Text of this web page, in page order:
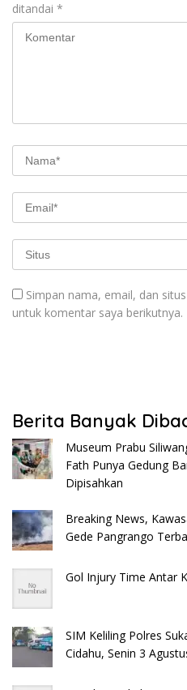
ditandai *
Simpan nama, email, dan
untuk komentar saya berikutnya.
Berita Banyak
Museum Prabu
Fath Punya Gedung
Dipisahkan
Breaking News,
Gede Pangrango
Gol Injury Time Antar
SIM Keliling Polres
Cidahu, Senin 3